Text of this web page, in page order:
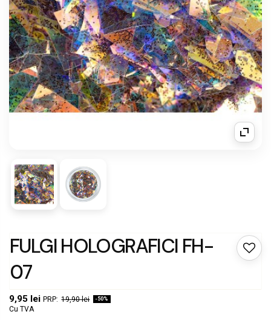
FULGI HOLOGRAFICI FH-
07
9,95 lei 19,90 lei -50%
Cu TVA